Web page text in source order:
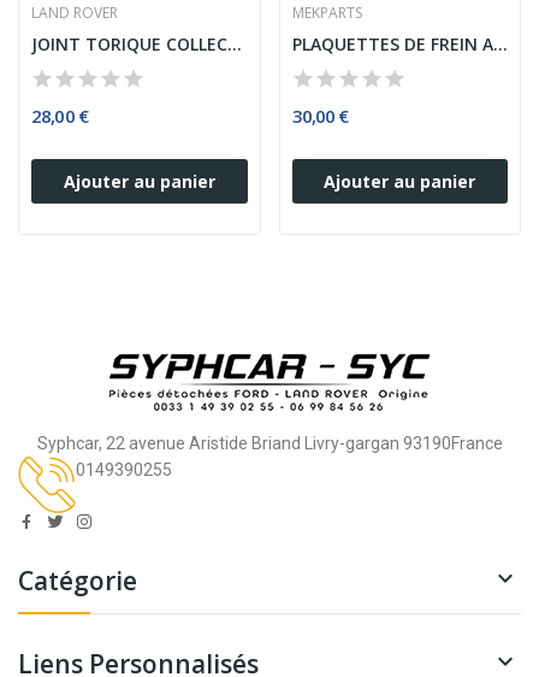
LAND ROVER
JOINT TORIQUE COLLECTEUR D'ADMISSION RANGE...
28,00 €
Ajouter au panier
MEKPARTS
PLAQUETTES DE FREIN AVANT RENAULT MASTER 2...
30,00 €
Ajouter au panier
Syphcar, 22 avenue Aristide Briand Livry-gargan 93190France
0149390255
Catégorie 
Liens Personnalisés 